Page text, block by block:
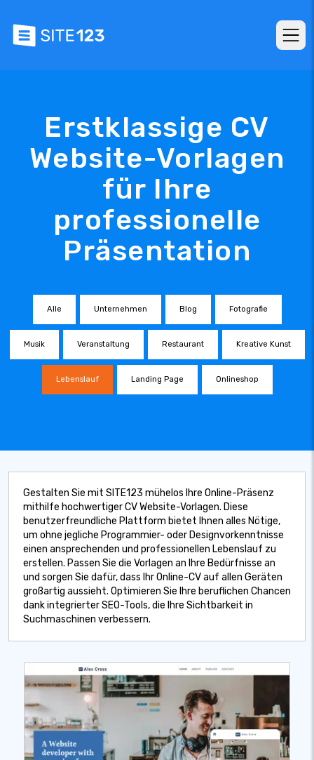
Erstklassige CV
Website-Vorlagen
für Ihre
professionelle
Präsentation
Alle Unternehmen Blog Fotografie
Musik Veranstaltung Restaurant Kreative Kunst
Lebenslauf Landing Page Onlineshop
Gestalten Sie mit SITE123 mühelos Ihre Online-Präsenz
mithilfe hochwertiger CV Website-Vorlagen. Diese
benutzerfreundliche Plattform bietet Ihnen alles Nötige,
um ohne jegliche Programmier- oder Designvorkenntnisse
einen ansprechenden und professionellen Lebenslauf zu
erstellen. Passen Sie die Vorlagen an Ihre Bedürfnisse an
und sorgen Sie dafür, dass Ihr Online-CV auf allen Geräten
großartig aussieht. Optimieren Sie Ihre beruflichen Chancen
dank integrierter SEO-Tools, die Ihre Sichtbarkeit in
Suchmaschinen verbessern.